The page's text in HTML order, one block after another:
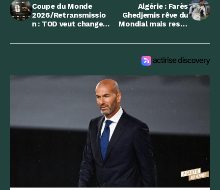
Coupe du Monde
2026/Retransmissio
n : TOD veut changer
Algérie
Algérie : Farès
Ghedjemis rêve du
Mondial mais reste